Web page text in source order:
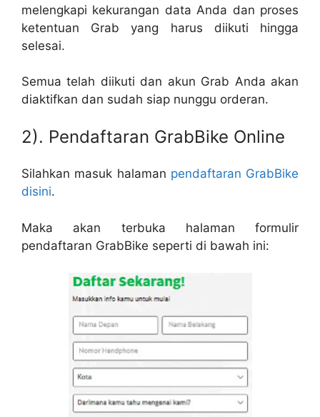
melengkapi kekurangan data Anda dan proses
ketentuan Grab yang harus diikuti hingga
selesai.
Semua telah diikuti dan akun Grab Anda akan
diaktifkan dan sudah siap nunggu orderan.
2). Pendaftaran GrabBike Online
Silahkan masuk halaman pendaftaran GrabBike
disini.
Maka akan terbuka halaman formulir
pendaftaran GrabBike seperti di bawah ini: